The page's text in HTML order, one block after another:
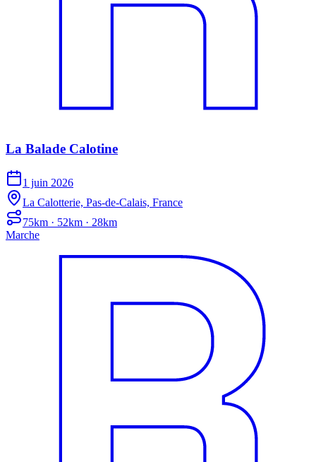
La Balade Calotine
1 juin 2026
La Calotterie, Pas-de-Calais, France
75km · 52km · 28km
Marche